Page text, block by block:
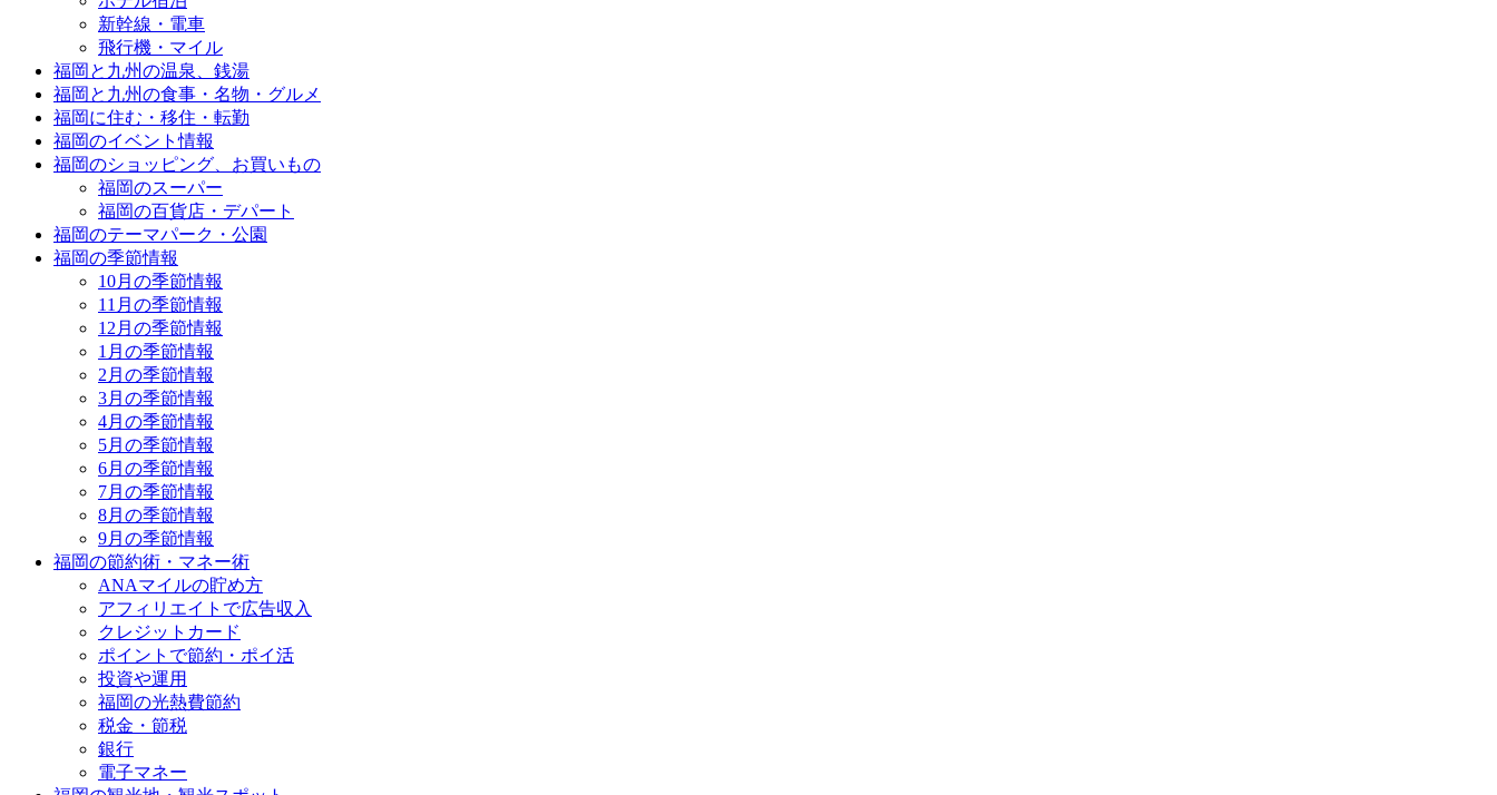
新幹線・電車
飛行機・マイル
福岡と九州の温泉、銭湯
福岡と九州の食事・名物・グルメ
福岡に住む・移住・転勤
福岡のイベント情報
福岡のショッピング、お買いもの
福岡のスーパー
福岡の百貨店・デパート
福岡のテーマパーク・公園
福岡の季節情報
10月の季節情報
11月の季節情報
12月の季節情報
1月の季節情報
2月の季節情報
3月の季節情報
4月の季節情報
5月の季節情報
6月の季節情報
7月の季節情報
8月の季節情報
9月の季節情報
福岡の節約術・マネー術
ANAマイルの貯め方
アフィリエイトで広告収入
クレジットカード
ポイントで節約・ポイ活
投資や運用
福岡の光熱費節約
税金・節税
銀行
電子マネー